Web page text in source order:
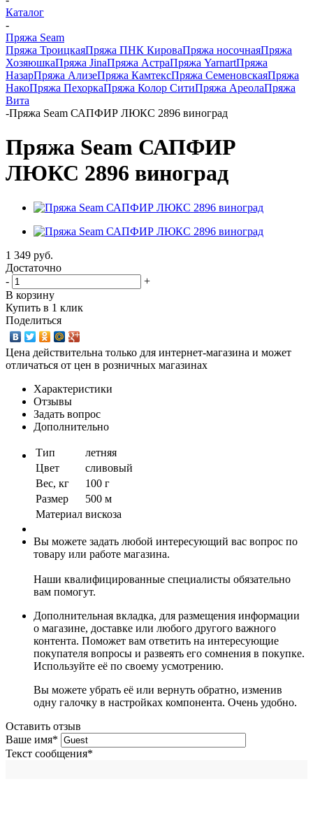
Каталог
-
Пряжа Seam
Пряжа ТроицкаяПряжа ПНК КироваПряжа носочнаяПряжа
ХозяюшкаПряжа JinaПряжа АстраПряжа YarnartПряжа
НазарПряжа АлизеПряжа КамтексПряжа СеменовскаяПряжа
НакоПряжа ПехоркаПряжа Колор СитиПряжа АреолаПряжа
Вита
-Пряжа Seam САПФИР ЛЮКС 2896 виноград
Пряжа Seam САПФИР
ЛЮКС 2896 виноград
1 349 руб.
Достаточно
-
+
В корзину
Купить в 1 клик
Поделиться
Цена действительна только для интернет-магазина и может
отличаться от цен в розничных магазинах
Характеристики
Отзывы
Задать вопрос
Дополнительно
Тип
летняя
Цвет
сливовый
Вес, кг
100 г
Размер
500 м
Материал вискоза
Вы можете задать любой интересующий вас вопрос по
товару или работе магазина.
Наши квалифицированные специалисты обязательно
вам помогут.
Дополнительная вкладка, для размещения информации
о магазине, доставке или любого другого важного
контента. Поможет вам ответить на интересующие
покупателя вопросы и развеять его сомнения в покупке.
Используйте её по своему усмотрению.
Вы можете убрать её или вернуть обратно, изменив
одну галочку в настройках компонента. Очень удобно.
Оставить отзыв
Ваше имя*
Текст сообщения*